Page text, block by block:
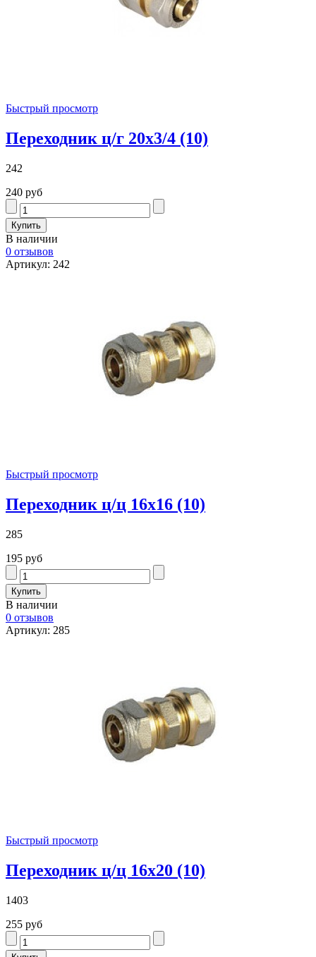
Быстрый просмотр
Переходник ц/г 20х3/4 (10)
242
240 руб
В наличии
0 отзывов
Артикул: 242
Быстрый просмотр
Переходник ц/ц 16х16 (10)
285
195 руб
В наличии
0 отзывов
Артикул: 285
Быстрый просмотр
Переходник ц/ц 16х20 (10)
1403
255 руб